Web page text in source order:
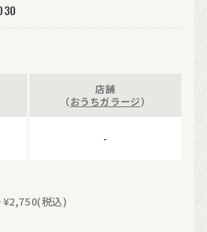
店舗
（おうちガラージ）
-
¥2,750(税込)